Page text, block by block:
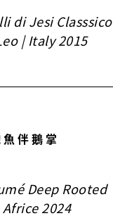
di Jesi Classsico
| Italy 2015
伴鵝掌
Deep Rooted
2024